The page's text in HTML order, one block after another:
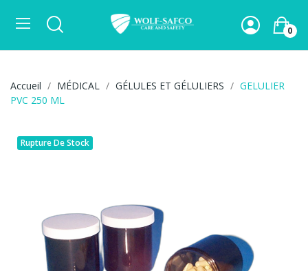
0
Accueil MÉDICAL GÉLULES ET GÉLULIERS
GELULIER
PVC 250 ML
Rupture De Stock